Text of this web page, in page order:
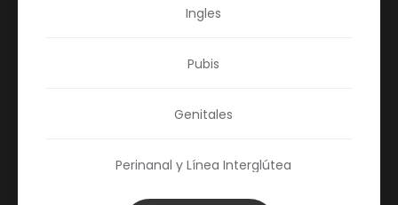
Ingles
Pubis
Genitales
Perinanal y Línea Interglútea